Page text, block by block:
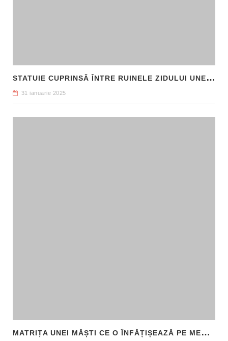
S
TATUIE CUPRINSĂ ÎNTRE RUINELE ZIDULUI UNEI CLĂDIRI, DESCOPERITĂ LA FILIPI
31 ianuarie 2025
M
ATRIȚA UNEI MĂȘTI CE O ÎNFĂȚIȘEAZĂ PE MEDUSA, DESCOPERITĂ ÎN SICILIA